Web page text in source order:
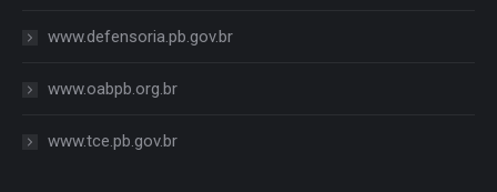
www.defensoria.pb.gov.br
www.oabpb.org.br
www.tce.pb.gov.br